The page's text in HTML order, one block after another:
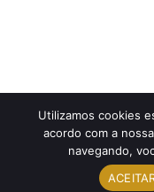
Utilizamos cookies
acordo com a
navegando,